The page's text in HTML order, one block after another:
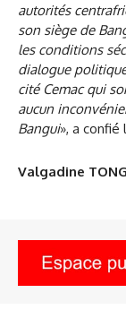
autorités
son siège de
les conditions
dialogue
cité Cemac qui
aucun
Bangui», a confié
Valgadine